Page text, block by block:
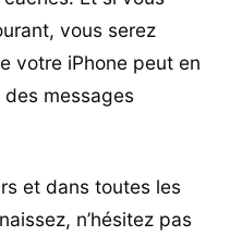
vous serez
votre iPhone peut en
messages
et dans toutes les
n’hésitez pas